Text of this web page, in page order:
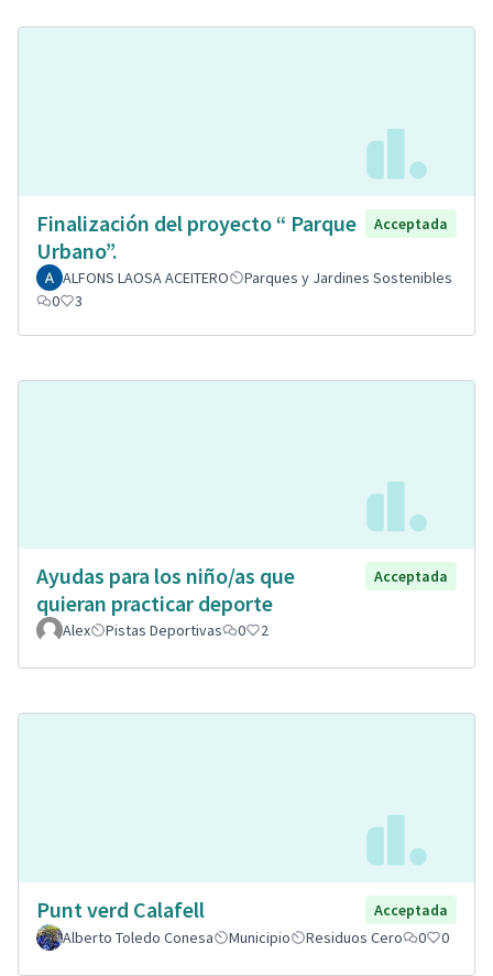
Finalización del proyecto “ Parque
Urbano”.
Acceptada
ALFONS LAOSA ACEITERO
Parques y Jardines Sostenibles
0
3
Ayudas para los niño/as que
quieran practicar deporte
Acceptada
Alex Pistas Deportivas 0 2
Punt verd Calafell
Acceptada
Alberto Toledo Conesa
Municipio Residuos Cero 0 0